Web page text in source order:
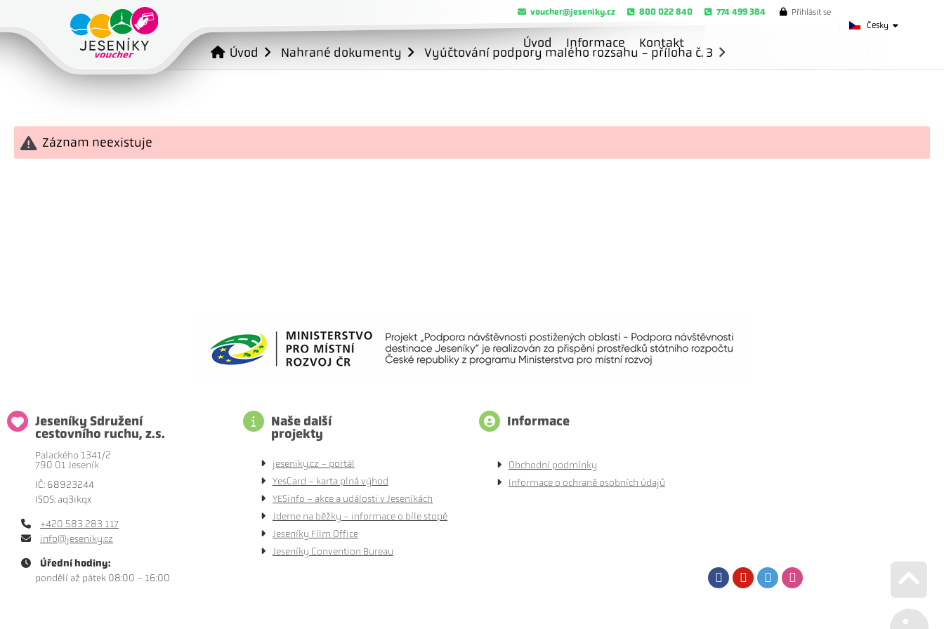
Česky
voucher@jeseniky.cz 800 022 840 774 499 384 Přihlásit se
Úvod Informace Kontakt
Úvod Nahrané dokumenty Vyúčtování podpory malého rozsahu - příloha č. 3
Záznam neexistuje
Jeseníky Sdružení
cestovního ruchu, z.s.
Palackého 1341/2
790 01 Jeseník
IČ: 68923244
ISDS: aq3ikqx
+420 583 283 117
info@jeseniky.cz
Úřední hodiny:
pondělí až pátek 08:00 - 16:00
Naše další
projekty
jeseniky.cz - portál
YesCard - karta plná výhod
YESinfo - akce a události v Jeseníkách
Jdeme na běžky - informace o bíle stopě
Jeseníky Film Office
Jeseníky Convention Bureau
Informace
Obchodní podmínky
Informace o ochraně osobních údajů
FacebookYoutubeTwitter
Go